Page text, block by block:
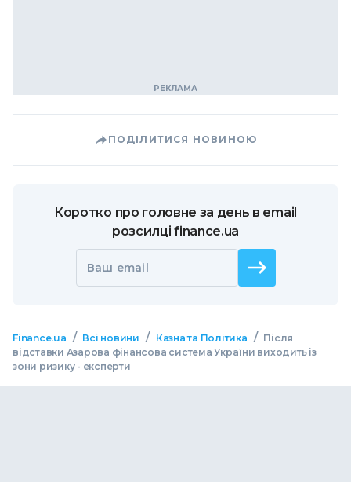
ПОДІЛИТИСЯ НОВИНОЮ
Коротко про головне за день в email
розсилці finance.ua
Ваш email
Finance.ua / Всі новини / Казна та Політика / Після
відставки Азарова фінансова система України виходить із
зони ризику - експерти